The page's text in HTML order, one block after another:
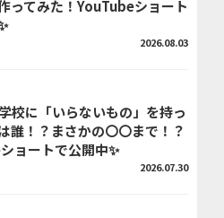
ってみた！YouTubeショート
2026.08.03
校に「いらないもの」を持っ
誰！？まさかの〇〇まで！？
ョートで公開中✨
2026.07.30